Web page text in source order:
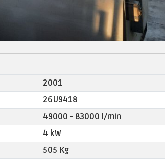
2001
26U9418
49000 - 83000 l/min
4 kW
505 Kg